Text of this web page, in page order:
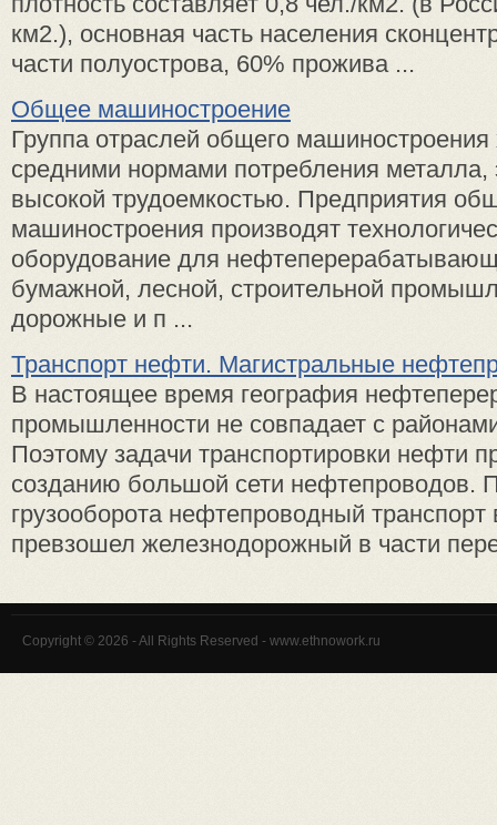
км2.), основная часть населения
части полуострова, 60% прожива ...
Общее машиностроение
Группа отраслей общего машиностроения
средними нормами потребления металла,
высокой трудоемкостью. Предприятия
машиностроения производят
оборудование для
бумажной, лесной, строительной
дорожные и п ...
Транспорт нефти. Магистральные
В настоящее время география
промышленности не совпадает с
Поэтому задачи транспортировки нефти
созданию большой сети нефтепроводов.
грузооборота нефтепроводный транспорт
превзошел железнодорожный в части
Copyright © 2026 - All Rights Reserved - www.ethnowork.ru